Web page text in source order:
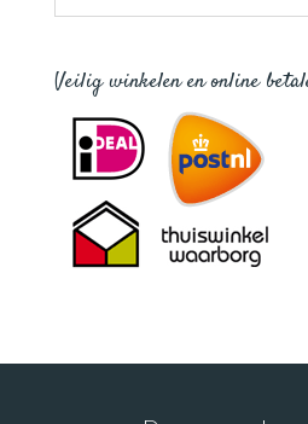
Veilig winkelen en online